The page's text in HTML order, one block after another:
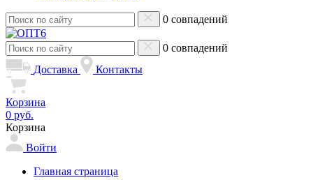
0 совпадений
0 совпадений
Доставка
Контакты
Корзина
0 руб.
Корзина
Войти
Главная страница